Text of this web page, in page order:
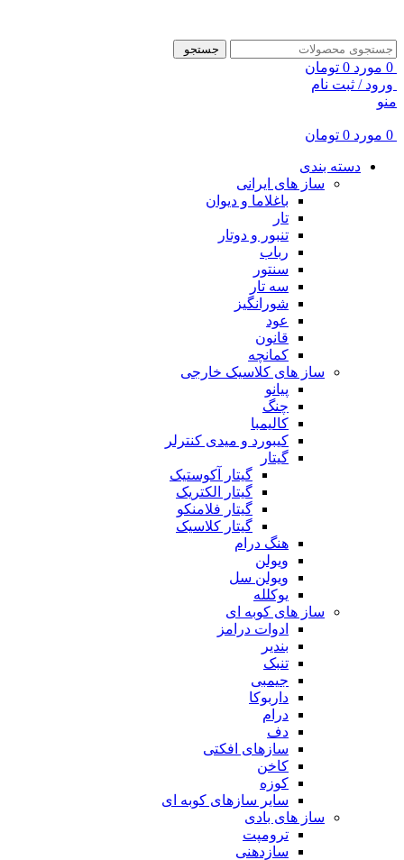
جستجو
0 مورد 0 تومان
ورود / ثبت نام
منو
0 مورد 0 تومان
دسته بندی
ساز های ایرانی
باغلاما و دیوان
تار
تنبور و دوتار
رباب
سنتور
سه تار
شورانگیز
عود
قانون
کمانچه
ساز های کلاسیک خارجی
پیانو
چنگ
کالیمبا
کیبورد و میدی کنترلر
گیتار
گیتار آکوستیک
گیتار الکتریک
گیتار فلامنکو
گیتار کلاسیک
هنگ درام
ویولن
ویولن سل
یوکلله
ساز های کوبه ای
ادوات درامز
بندیر
تنبک
جیمبی
داربوکا
درام
دف
سازهای افکتی
کاخن
کوزه
سایر سازهای کوبه ای
ساز های بادی
ترومپت
سازدهنی